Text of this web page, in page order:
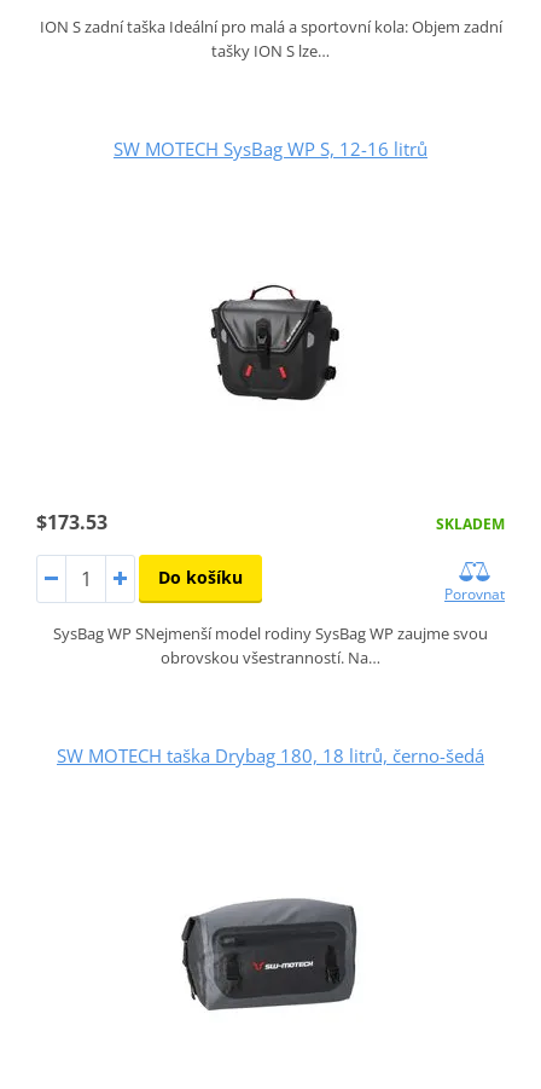
ION S zadní taška Ideální pro malá a sportovní kola: Objem zadní
tašky ION S lze…
SW MOTECH SysBag WP S, 12-16 litrů
$173.53 SKLADEM
Do košíku
Porovnat
SysBag WP SNejmenší model rodiny SysBag WP zaujme svou
obrovskou všestranností. Na…
SW MOTECH taška Drybag 180, 18 litrů, černo-šedá